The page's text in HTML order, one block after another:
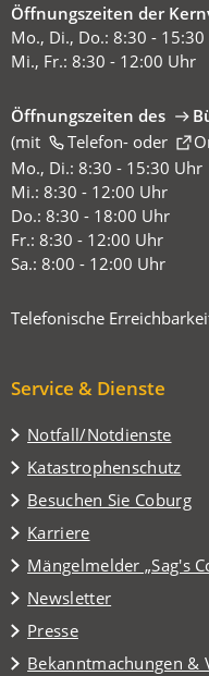
Öffnungszeiten der
Mo., Di., Do.: 8:30 -
Mi., Fr.: 8:30 - 12:00 Uhr
Öffnungszeiten des
(mit
Telefon-oder
(Öffnet
in
einem
neuen
Tab)
Mo., Di.: 8:30 - 15:30 Uhr
Mi.: 8:30 - 12:00 Uhr
Do.: 8:30 - 18:00 Uhr
Fr.: 8:30 - 12:00 Uhr
Sa.: 8:00 - 12:00 Uhr
Telefonische
Service & Dienste
Notfall/Notdienste
Katastrophenschutz
Besuchen Sie Coburg
(Öffnet
in
einem
neuen
Tab)
Karriere
Mängelmelder „Sag's
(Öffnet
in
einem
neuen
Tab)
Newsletter
Presse
Bekanntmachungen &